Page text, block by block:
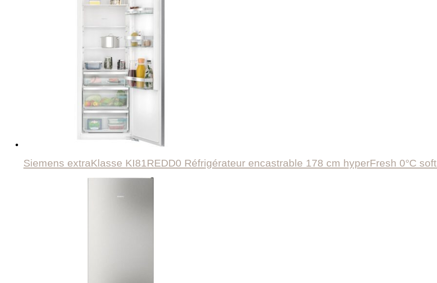
Siemens extraKlasse KI81REDD0 Réfrigérateur encastrable 178 cm hyperFresh 0°C